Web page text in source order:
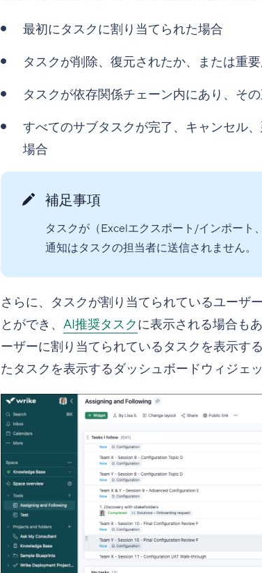
最初にタスクに割り当てられた場合
タスクが削除、復元されたか、または重
タスクが依存関係チェーン内にあり、そ
すべてのサブタスクが完了、キャンセル
場合
補足事項
タスクが（Excelエクスポート/インポート
通知はタスクの担当者に送信されません。
さらに、タスクが割り当てられているユーザー
とができ、 AI推奨タスクに表示される場合も
ーザーに割り当てられているタスクを表示す
たタスクを表示するダッシュボードウィジェ